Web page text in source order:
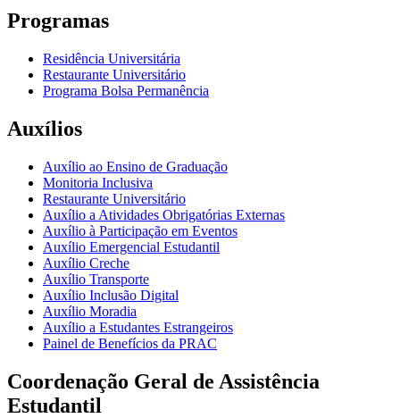
Programas
Residência Universitária
Restaurante Universitário
Programa Bolsa Permanência
Auxílios
Auxílio ao Ensino de Graduação
Monitoria Inclusiva
Restaurante Universitário
Auxílio a Atividades Obrigatórias Externas
Auxílio à Participação em Eventos
Auxílio Emergencial Estudantil
Auxílio Creche
Auxílio Transporte
Auxílio Inclusão Digital
Auxílio Moradia
Auxílio a Estudantes Estrangeiros
Painel de Benefícios da PRAC
Coordenação Geral de Assistência
Estudantil